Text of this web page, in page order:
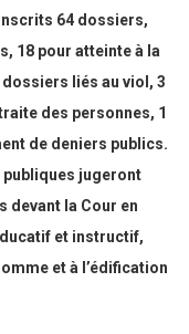
64 dossiers,
18 pour atteinte à la
liés au viol, 3
des personnes, 1
de deniers publics.
publiques jugeront
devant la Cour en
et instructif,
et à l’édification